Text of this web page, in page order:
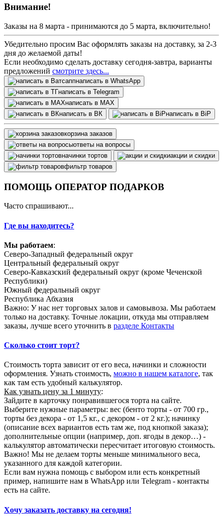
Внимание!
Заказы на 8 марта - принимаются до 5 марта, включительно!
Убедительно просим Вас оформлять заказы на доставку, за 2-3
дня до желаемой даты!
Если необходимо сделать доставку сегодня-завтра, варианты
предложений смотрите здесь...
написать в WhatsApp
написать в Telegram
написать в МАХ
написать в ВК
написать в BiP
корзина заказов
ответы на вопросы
начинки тортов
акции и скидки
фильтр товаров
ПОМОЩЬ ОПЕРАТОР ПОДАРКОВ
Часто спрашивают...
Где вы находитесь?
Мы работаем:
Северо-Западный федеральный округ
Центральный федеральный округ
Северо-Кавказский федеральный округ (кроме Чеченской
Республики)
Южный федеральный округ
Республика Абхазия
Важно: У нас нет торговых залов и самовывоза. Мы работаем
только на доставку. Точные локации, откуда мы отправляем
заказы, лучше всего уточнить в разделе Контакты
Сколько стоит торт?
Стоимость торта зависит от его веса, начинки и сложности
оформления. Узнать стоимость, можно в нашем каталоге, так
как там есть удобный калькулятор.
Как узнать цену за 1 минуту:
Зайдите в карточку понравившегося торта на сайте.
Выберите нужные параметры: вес (бенто торты - от 700 гр.,
торты без декора - от 1,5 кг., с декором - от 2 кг.); начинку
(описание всех вариантов есть там же, под кнопкой заказа);
дополнительные опции (например, доп. ягоды в декор…) -
калькулятор автоматически пересчитает итоговую стоимость.
Важно! Мы не делаем торты меньше минимального веса,
указанного для каждой категории.
Если вам нужна помощь с выбором или есть конкретный
пример, напишите нам в WhatsApp или Telegram - контакты
есть на сайте.
Хочу заказать доставку на сегодня!